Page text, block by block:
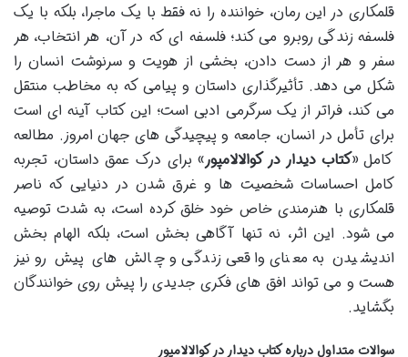
قلمکاری در این رمان، خواننده را نه فقط با یک ماجرا، بلکه با یک
فلسفه زندگی روبرو می کند؛ فلسفه ای که در آن، هر انتخاب، هر
سفر و هر از دست دادن، بخشی از هویت و سرنوشت انسان را
شکل می دهد. تأثیرگذاری داستان و پیامی که به مخاطب منتقل
می کند، فراتر از یک سرگرمی ادبی است؛ این کتاب آینه ای است
برای تأمل در انسان، جامعه و پیچیدگی های جهان امروز. مطالعه
کامل «کتاب دیدار در کوالالامپور» برای درک عمق داستان، تجربه
کامل احساسات شخصیت ها و غرق شدن در دنیایی که ناصر
قلمکاری با هنرمندی خاص خود خلق کرده است، به شدت توصیه
می شود. این اثر، نه تنها آگاهی بخش است، بلکه الهام بخش
اندیشیدن به معنای واقعی زندگی و چالش های پیش رو نیز
هست و می تواند افق های فکری جدیدی را پیش روی خوانندگان
بگشاید.
سوالات متداول درباره کتاب دیدار در کوالالامپور